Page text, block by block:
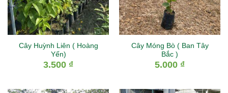
Cây Huỳnh Liên ( Hoàng
Yến)
3.500 ₫
Cây Móng Bò ( Ban Tây
Bắc )
5.000 ₫